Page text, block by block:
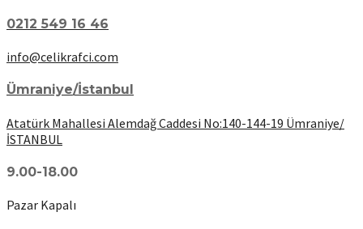
0212 549 16 46
info@celikrafci.com
Ümraniye/İstanbul
Atatürk Mahallesi Alemdağ Caddesi No:140-144-19 Ümraniye/
İSTANBUL
9.00-18.00
Pazar Kapalı